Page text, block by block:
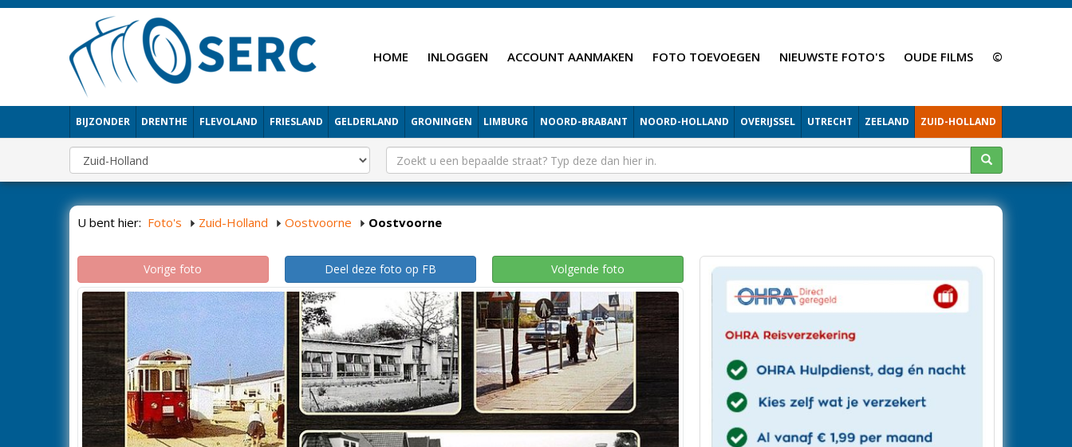
HOME INLOGGEN ACCOUNT AANMAKEN FOTO TOEVOEGEN NIEUWSTE FOTO'S OUDE FILMS ©
BIJZONDER DRENTHE FLEVOLAND FRIESLAND GELDERLAND GRONINGEN LIMBURG NOORD-BRABANT NOORD-HOLLAND OVERIJSSEL UTRECHT ZEELAND ZUID-HOLLAND
U bent hier: Foto's Zuid-Holland Oostvoorne Oostvoorne
Vorige foto Deel deze foto op FB Volgende foto